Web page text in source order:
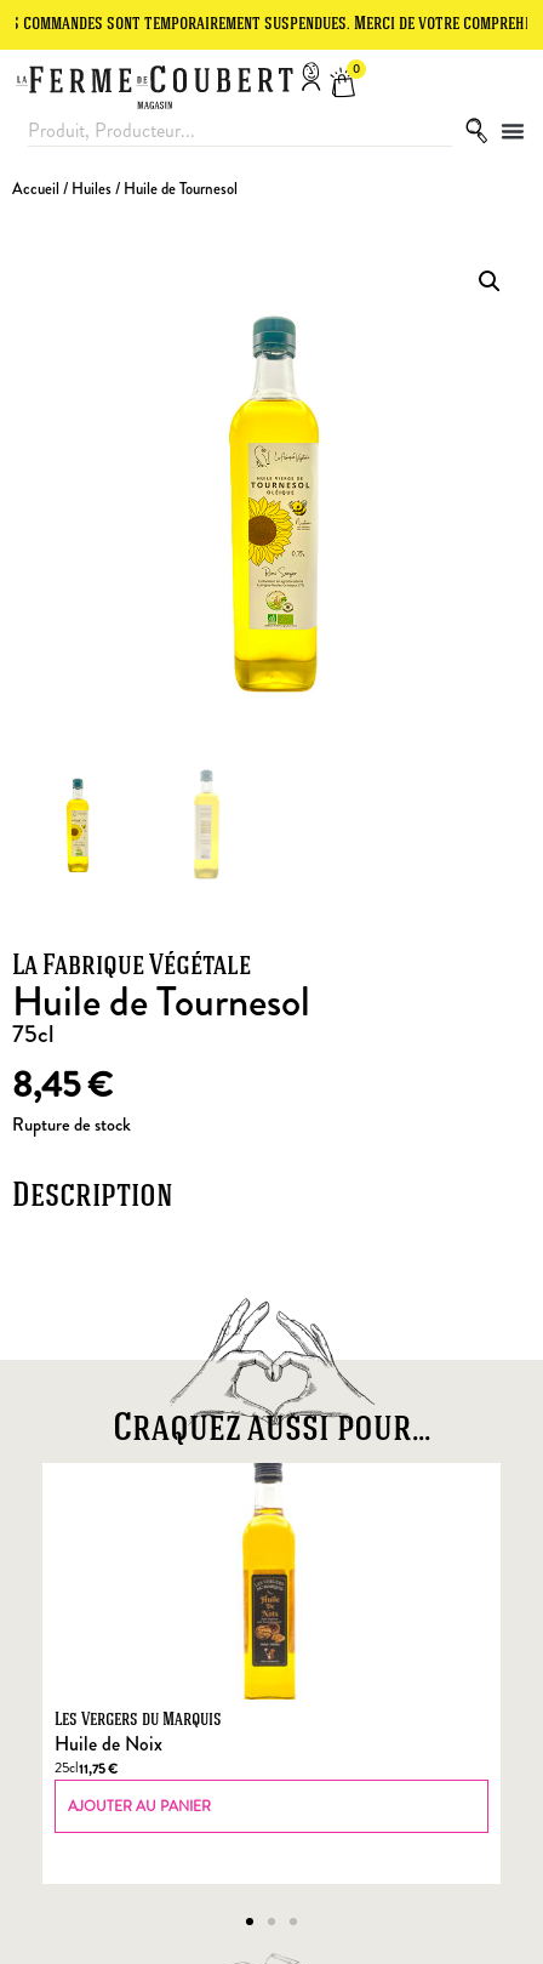
sont temporairement suspendues. Merci de votre compréhension.
0
Accueil / Huiles/ Huile de Tournesol
La Fabrique Végétale
Huile de Tournesol
75cl
8,45€
Rupture de stock
Description
Craquez aussi pour...
Les Vergers du Marquis
Huile de Noix
25cl11,75€
AJOUTER AU PANIER